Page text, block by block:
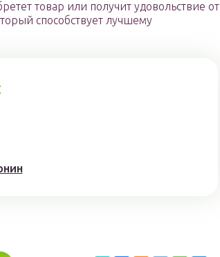
товар или получит удовольствие от
способствует лучшему